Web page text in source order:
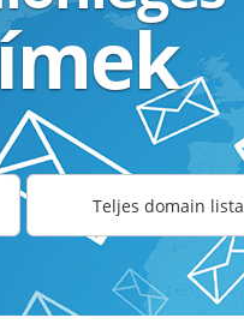
Teljes domain lista